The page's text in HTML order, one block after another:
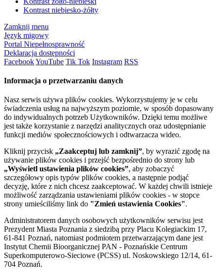
Kontrast niebiesko-żółty
Zamknij menu
Język migowy
Portal Niepełnosprawność
Deklaracja dostępności
FacebookYouTube Tik Tok Instagram RSS
Informacja o przetwarzaniu danych
Nasz serwis używa plików cookies. Wykorzystujemy je w celu
świadczenia usług na najwyższym poziomie, w sposób dopasowany
do indywidualnych potrzeb Użytkowników. Dzięki temu możliwe
jest także korzystanie z narzędzi analitycznych oraz udostępnianie
funkcji mediów społecznościowych i odtwarzacza wideo.
Kliknij przycisk „Zaakceptuj lub zamknij”, by wyrazić zgodę na
używanie plików cookies i przejść bezpośrednio do strony lub
„Wyświetl ustawienia plików cookies”, aby zobaczyć
szczegółowy opis typów plików cookies, a następnie podjąć
decyzję, które z nich chcesz zaakceptować. W każdej chwili istnieje
możliwość zarządzania ustawieniami plików cookies - w stopce
strony umieściliśmy link do "Zmień ustawienia Cookies".
Administratorem danych osobowych użytkowników serwisu jest
Prezydent Miasta Poznania z siedzibą przy Placu Kolegiackim 17,
61-841 Poznań, natomiast podmiotem przetwarzającym dane jest
Instytut Chemii Bioorganicznej PAN - Poznańskie Centrum
Superkomputerowo-Sieciowe (PCSS) ul. Noskowskiego 12/14, 61-
704 Poznań.